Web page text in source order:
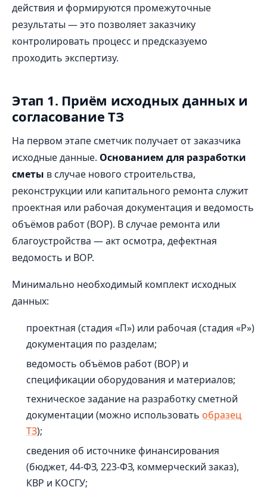
действия и формируются промежуточные
результаты — это позволяет заказчику
контролировать процесс и предсказуемо
проходить экспертизу.
Этап 1. Приём исходных данных и
согласование ТЗ
На первом этапе сметчик получает от заказчика
исходные данные. Основанием для разработки
сметы в случае нового строительства,
реконструкции или капитального ремонта служит
проектная или рабочая документация и ведомость
объёмов работ (ВОР). В случае ремонта или
благоустройства — акт осмотра, дефектная
ведомость и ВОР.
Минимально необходимый комплект исходных
данных:
проектная (стадия «П») или рабочая (стадия «Р»)
документация по разделам;
ведомость объёмов работ (ВОР) и
спецификации оборудования и материалов;
техническое задание на разработку сметной
документации (можно использовать образец
ТЗ);
сведения об источнике финансирования
(бюджет, 44‑ФЗ, 223‑ФЗ, коммерческий заказ),
КВР и КОСГУ;